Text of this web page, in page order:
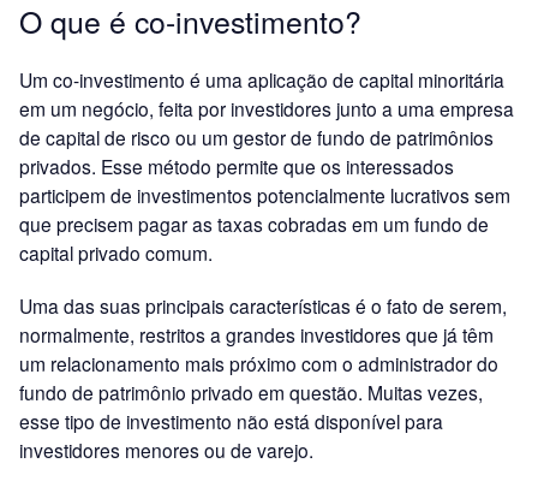
O que é co-investimento?
Um co-investimento é uma aplicação de capital minoritária
em um negócio, feita por investidores junto a uma empresa
de capital de risco ou um gestor de fundo de patrimônios
privados. Esse método permite que os interessados
participem de investimentos potencialmente lucrativos sem
que precisem pagar as taxas cobradas em um fundo de
capital privado comum.
Uma das suas principais características é o fato de serem,
normalmente, restritos a grandes investidores que já têm
um relacionamento mais próximo com o administrador do
fundo de patrimônio privado em questão. Muitas vezes,
esse tipo de investimento não está disponível para
investidores menores ou de varejo.